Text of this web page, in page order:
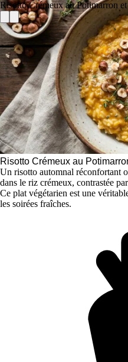
Risotto Crémeux au Potimarron
Risotto Crémeux au
Un risotto automnal réconfortant
dans le riz crémeux, contrastée
Ce plat végétarien est une
les soirées fraîches.